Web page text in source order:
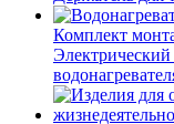
Комплект
Электрический